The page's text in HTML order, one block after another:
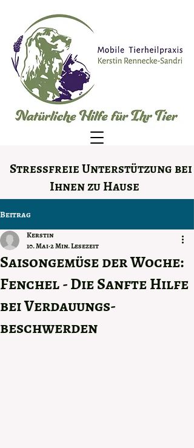
Stressfreie Unterstützung bei
Ihnen zu Hause
Beitrag
Saisongemüse der Woche:
Fenchel - Die Sanfte Hilfe
bei Verdauungs-
beschwerden
Kerstin
10. Mai2 Min. Lesezeit